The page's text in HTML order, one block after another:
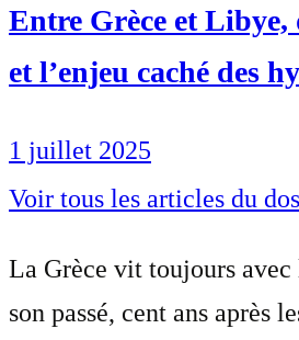
Entre Grèce et Libye,
et l’enjeu caché des
1 juillet 2025
Voir tous les articles du
La Grèce vit toujours avec
son passé, cent ans après